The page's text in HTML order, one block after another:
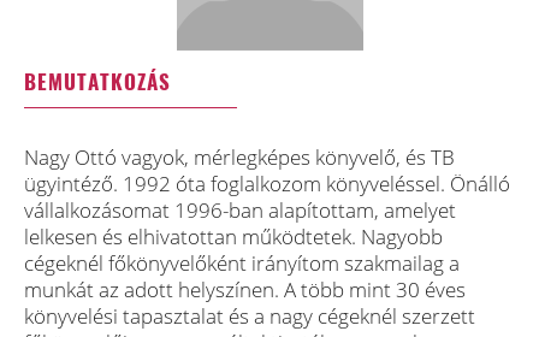
BEMUTATKOZÁS
Nagy Ottó vagyok, mérlegképes könyvelő, és TB
ügyintéző. 1992 óta foglalkozom könyveléssel. Önálló
vállalkozásomat 1996-ban alapítottam, amelyet
lelkesen és elhivatottan működtetek. Nagyobb
cégeknél főkönyvelőként irányítom szakmailag a
munkát az adott helyszínen. A több mint 30 éves
könyvelési tapasztalat és a nagy cégeknél szerzett